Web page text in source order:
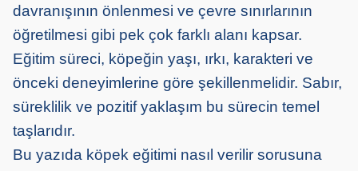
davranışının önlenmesi ve çevre sınırlarının
öğretilmesi gibi pek çok farklı alanı kapsar.
Eğitim süreci, köpeğin yaşı, ırkı, karakteri ve
önceki deneyimlerine göre şekillenmelidir. Sabır,
süreklilik ve pozitif yaklaşım bu sürecin temel
taşlarıdır.
Bu yazıda köpek eğitimi nasıl verilir sorusuna